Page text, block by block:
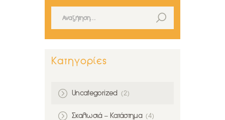
Κατηγορίες
Uncategorized (2)
Σκαλωσιά – Κατάστημα (4)